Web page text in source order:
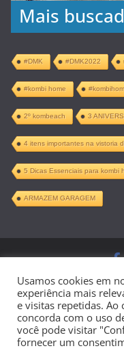
Mais
#DMK #DMK2022
#kombi home
2º kombeach 3
4 itens importantes na vistoria
5 Dicas Essenciais para kombi
ARMAZEM GARAGEM
Copyright
Projeto
Tema:
Usamos cookies em
experiência mais
e visitas repetidas. Ao
concorda com o uso
você pode visitar
fornecer um